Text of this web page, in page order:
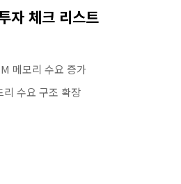
자 체크 리스트
메모리 수요 증가
리 수요 구조 확장